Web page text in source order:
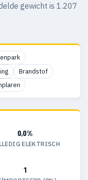
gewicht is 1.207
Brandstof
0,0%
ELEKTRISCH
1